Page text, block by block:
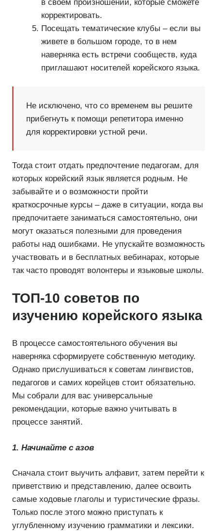
в своем произношении, которые сможете
корректировать.
Посещать тематические клубы – если вы
живете в большом городе, то в нем
наверняка есть встречи сообществ, куда
приглашают носителей корейского языка.
Не исключено, что со временем вы решите
прибегнуть к помощи репетитора именно
для корректировки устной речи.
Тогда стоит отдать предпочтение педагогам, для
которых корейский язык является родным. Не
забывайте и о возможности пройти
краткосрочные курсы – даже в ситуации, когда вы
предпочитаете заниматься самостоятельно, они
могут оказаться полезными для проведения
работы над ошибками. Не упускайте возможность
участвовать и в бесплатных вебинарах, которые
так часто проводят волонтеры и языковые школы.
ТОП-10 советов по
изучению корейского языка
В процессе самостоятельного обучения вы
наверняка сформируете собственную методику.
Однако прислушиваться к советам лингвистов,
педагогов и самих корейцев стоит обязательно.
Мы собрали для вас универсальные
рекомендации, которые важно учитывать в
процессе занятий.
1. Начинайте с азов
Сначала стоит выучить алфавит, затем перейти к
приветствию и представлению, далее освоить
самые ходовые глаголы и туристические фразы.
Только после этого можно приступать к
углубленному изучению грамматики и лексики.